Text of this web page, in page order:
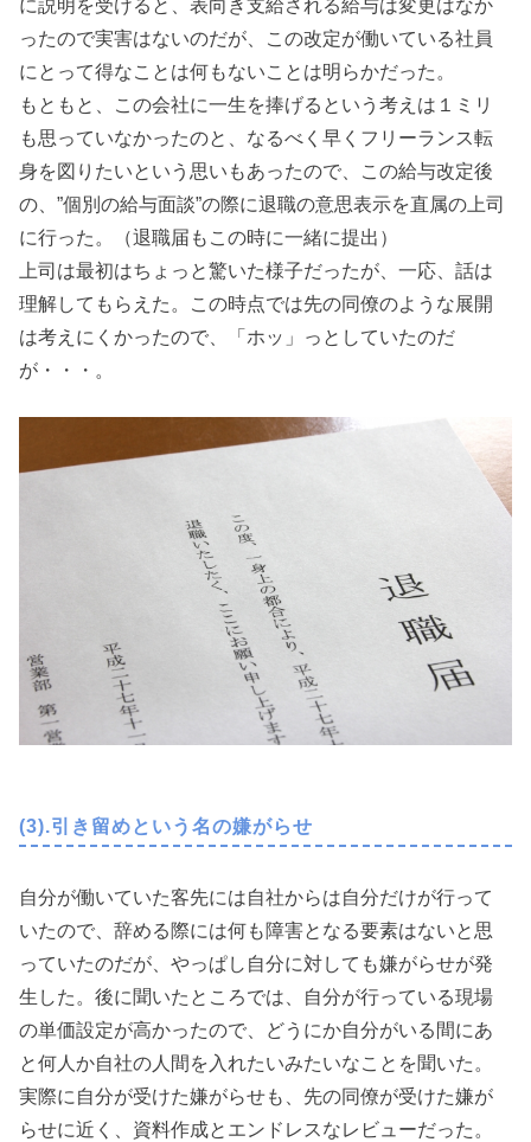
に説明を受けると、表向き支給される給与は変更はなか
ったので実害はないのだが、この改定が働いている社員
にとって得なことは何もないことは明らかだった。
もともと、この会社に一生を捧げるという考えは１ミリ
も思っていなかったのと、なるべく早くフリーランス転
身を図りたいという思いもあったので、この給与改定後
の、”個別の給与面談”の際に退職の意思表示を直属の上司
に行った。（退職届もこの時に一緒に提出）
上司は最初はちょっと驚いた様子だったが、一応、話は
理解してもらえた。この時点では先の同僚のような展開
は考えにくかったので、「ホッ」っとしていたのだ
が・・・。
(3).引き留めという名の嫌がらせ
自分が働いていた客先には自社からは自分だけが行って
いたので、辞める際には何も障害となる要素はないと思
っていたのだが、やっぱし自分に対しても嫌がらせが発
生した。後に聞いたところでは、自分が行っている現場
の単価設定が高かったので、どうにか自分がいる間にあ
と何人か自社の人間を入れたいみたいなことを聞いた。
実際に自分が受けた嫌がらせも、先の同僚が受けた嫌が
らせに近く、資料作成とエンドレスなレビューだった。